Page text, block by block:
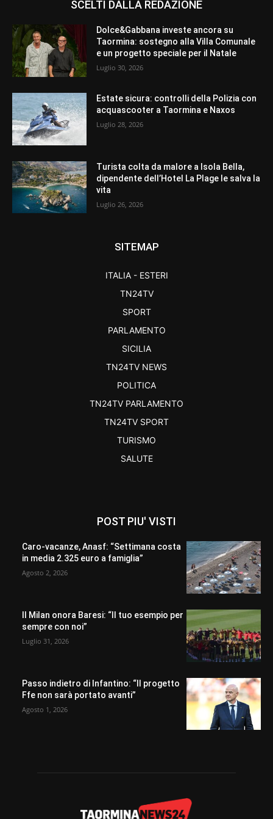
SCELTI DALLA REDAZIONE
Dolce&Gabbana investe ancora su
Taormina: sostegno alla Villa Comunale
e un progetto speciale per il Natale
Luglio 30, 2026
Estate sicura: controlli della Polizia con
acquascooter a Taormina e Naxos
Luglio 28, 2026
Turista colta da malore a Isola Bella,
dipendente dell’Hotel La Plage le salva la
vita
Luglio 26, 2026
SITEMAP
ITALIA - ESTERI
TN24TV
SPORT
PARLAMENTO
SICILIA
TN24TV NEWS
POLITICA
TN24TV PARLAMENTO
TN24TV SPORT
TURISMO
SALUTE
POST PIU' VISTI
Caro-vacanze, Anasf: “Settimana costa
in media 2.325 euro a famiglia”
Agosto 2, 2026
Il Milan onora Baresi: “Il tuo esempio per
sempre con noi”
Luglio 31, 2026
Passo indietro di Infantino: “Il progetto
Ffe non sarà portato avanti”
Agosto 1, 2026